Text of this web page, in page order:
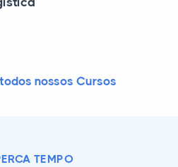
nossos Cursos
TEMPO